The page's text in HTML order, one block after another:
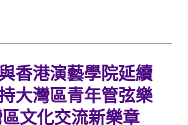
香港演藝學院延續
大灣區青年管弦樂
區文化交流新樂章